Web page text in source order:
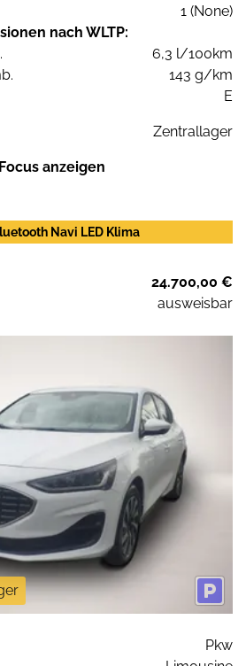
1 (None)
nach WLTP:
6,3 l/100km
143 g/km
E
Zentrallager
anzeigen
Navi LED Klima
24.700,00 €
ausweisbar
Pkw